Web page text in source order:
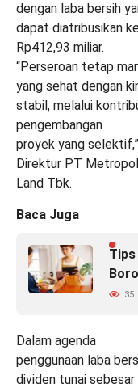
dengan laba bersih
dapat diatribusikan
Rp412,93 miliar.
“Perseroan tetap
yang sehat dengan
stabil, melalui
pengembangan
proyek yang
Direktur PT
Land Tbk.
Baca Juga
Tips
35
Dalam agenda
penggunaan laba
dividen tunai